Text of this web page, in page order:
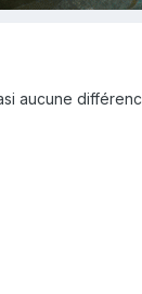
aucune